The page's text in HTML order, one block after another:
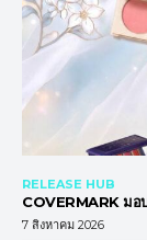
RELEASE HUB
COVERMARK มอ
7 สิงหาคม 2026